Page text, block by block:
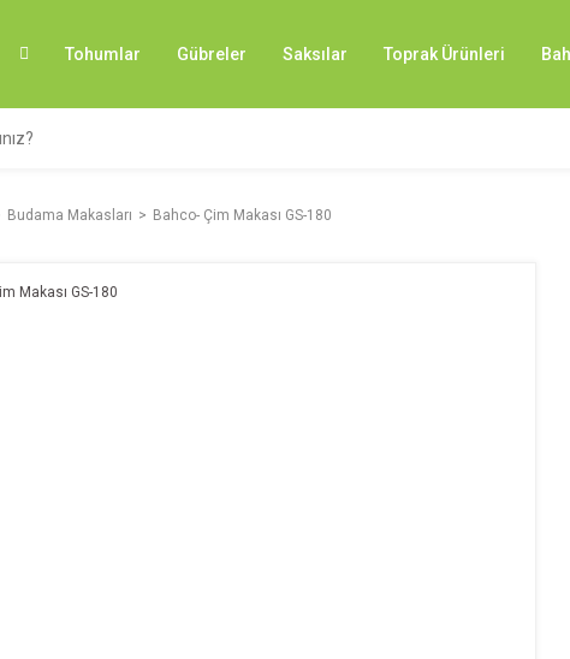
Tohumlar Gübreler Saksılar Toprak Ürünleri
Budama Makasları Bahco- Çim Makası GS-180